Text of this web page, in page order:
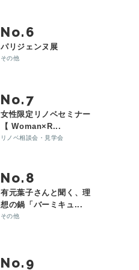
No.
パリジェンヌ展
その他
No.
女性限定リノベセミナー
【 Woman×R...
リノベ相談会・見学会
No.
有元葉子さんと聞く、理
想の鍋「バーミキュ...
その他
No.